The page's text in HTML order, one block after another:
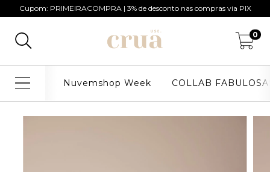
Cupom: PRIMEIRACOMPRA | 3% de desconto nas compras via PIX
0
Nuvemshop Week COLLAB